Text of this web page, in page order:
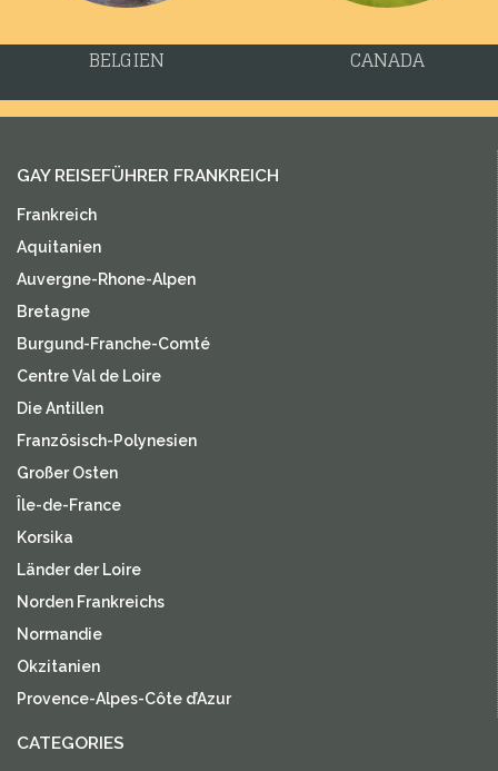
BELGIEN CANADA
GAY REISEFÜHRER FRANKREICH
Frankreich
Aquitanien
Auvergne-Rhone-Alpen
Bretagne
Burgund-Franche-Comté
Centre Val de Loire
Die Antillen
Französisch-Polynesien
Großer Osten
Île-de-France
Korsika
Länder der Loire
Norden Frankreichs
Normandie
Okzitanien
Provence-Alpes-Côte d’Azur
CATEGORIES